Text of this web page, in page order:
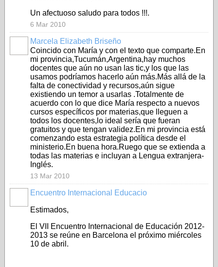
Un afectuoso saludo para todos !!!.
6 Mar 2010
Marcela Elizabeth Briseño
Coincido con María y con el texto que comparte.En
mi provincia,Tucumán,Argentina,hay muchos
docentes que aún no usan las tic,y los que las
usamos podríamos hacerlo aún más.Más allá de la
falta de conectividad y recursos,aún sigue
existiendo un temor a usarlas .Totalmente de
acuerdo con lo que dice María respecto a nuevos
cursos específicos por materias,que lleguen a
todos los docentes,lo ideal sería que fueran
gratuitos y que tengan validez.En mi provincia está
comenzando esta estrategia política desde el
ministerio.En buena hora.Ruego que se extienda a
todas las materias e incluyan a Lengua extranjera-
Inglés.
13 Mar 2010
Encuentro Internacional Educacio
Estimados,
El VII Encuentro Internacional de Educación 2012-
2013 se reúne en Barcelona el próximo miércoles
10 de abril.